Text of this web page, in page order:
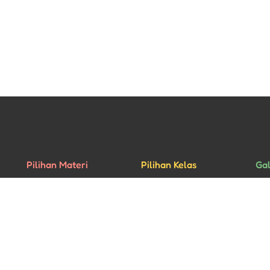
Pilihan Materi
Percakapan
Pilihan Kelas
Kelas Privat